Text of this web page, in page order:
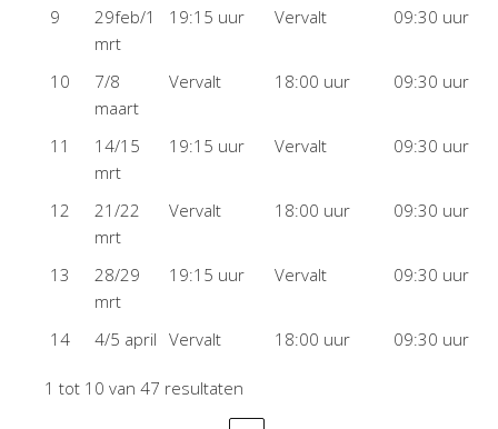
9
29feb/1
mrt
19:15 uur Vervalt 09:30 uur
10
7/8
maart
Vervalt 18:00 uur 09:30 uur
11
14/15
mrt
19:15 uur Vervalt 09:30 uur
12
21/22
mrt
Vervalt 18:00 uur 09:30 uur
13
28/29
mrt
19:15 uur Vervalt 09:30 uur
14 4/5 april Vervalt 18:00 uur 09:30 uur
1 tot 10 van 47 resultaten